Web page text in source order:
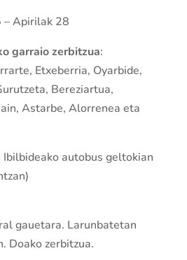
– Apirilak 28
garraio zerbitzua:
Etxeberria, Oyarbide,
Bereziartua,
Astarbe, Alorrenea eta
Ibilbideako autobus geltokian
gauetara. Larunbatetan
Doako zerbitzua.